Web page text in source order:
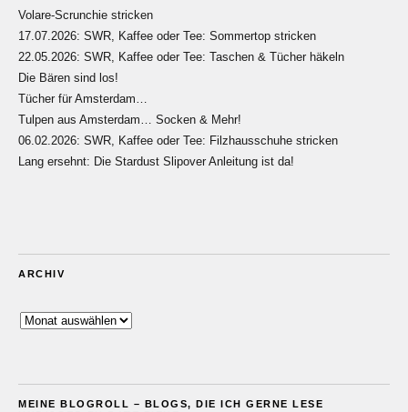
Volare-Scrunchie stricken
17.07.2026: SWR, Kaffee oder Tee: Sommertop stricken
22.05.2026: SWR, Kaffee oder Tee: Taschen & Tücher häkeln
Die Bären sind los!
Tücher für Amsterdam…
Tulpen aus Amsterdam… Socken & Mehr!
06.02.2026: SWR, Kaffee oder Tee: Filzhausschuhe stricken
Lang ersehnt: Die Stardust Slipover Anleitung ist da!
ARCHIV
Archiv
MEINE BLOGROLL – BLOGS, DIE ICH GERNE LESE